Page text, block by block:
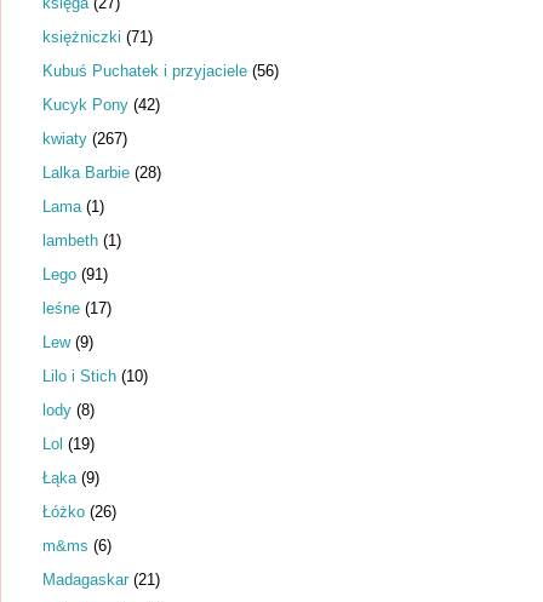
księżniczki (71)
Kubuś Puchatek i przyjaciele (56)
Kucyk Pony (42)
kwiaty (267)
Lalka Barbie (28)
Lama (1)
lambeth (1)
Lego (91)
leśne (17)
Lew (9)
Lilo i Stich (10)
lody (8)
Lol (19)
Łąka (9)
Łóżko (26)
m&ms (6)
Madagaskar (21)